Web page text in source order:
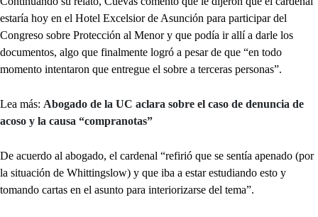
estaría hoy en el Hotel Excelsior de Asunción para participar del
Congreso sobre Protección al Menor y que podía ir allí a darle los
documentos, algo que finalmente logró a pesar de que “en todo
momento intentaron que entregue el sobre a terceras personas”.
Lea más: Abogado de la UC aclara sobre el caso de denuncia de
acoso y la causa “compranotas”
De acuerdo al abogado, el cardenal “refirió que se sentía apenado (por
la situación de Whittingslow) y que iba a estar estudiando esto y
tomando cartas en el asunto para interiorizarse del tema”.